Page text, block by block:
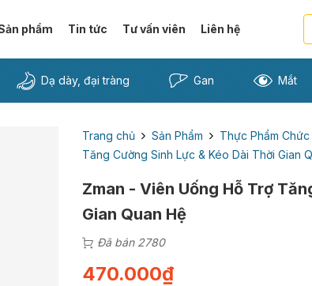
phẩm Tin tức Tư vấn viên Liên hệ
Dạ dày, đại tràng Gan Mắt
Trang chủ Sản Phẩm Thực Phẩm Chức
Tăng Cường Sinh Lực & Kéo Dài Thời Gian
Zman - Viên Uống Hỗ Trợ
Gian Quan Hệ
Đã bán 2780
470.000₫